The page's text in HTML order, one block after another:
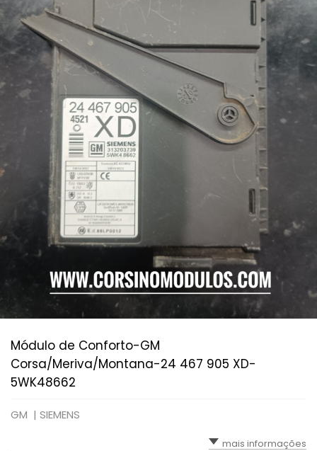
Módulo de Conforto-GM
Corsa/Meriva/Montana-24 467 905 XD-
5WK48662
GM | SIEMENS
mais informações